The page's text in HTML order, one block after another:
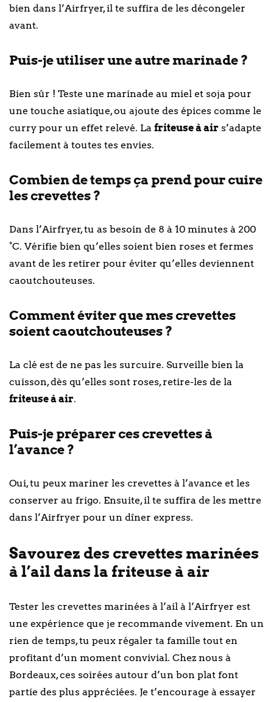
bien dans l’Airfryer, il te suffira de les décongeler
avant.
Puis-je utiliser une autre marinade ?
Bien sûr ! Teste une marinade au miel et soja pour
une touche asiatique, ou ajoute des épices comme le
curry pour un effet relevé. La friteuse à air s’adapte
facilement à toutes tes envies.
Combien de temps ça prend pour cuire
les crevettes ?
Dans l’Airfryer, tu as besoin de 8 à 10 minutes à 200
°C. Vérifie bien qu’elles soient bien roses et fermes
avant de les retirer pour éviter qu’elles deviennent
caoutchouteuses.
Comment éviter que mes crevettes
soient caoutchouteuses ?
La clé est de ne pas les surcuire. Surveille bien la
cuisson, dès qu’elles sont roses, retire-les de la
friteuse à air.
Puis-je préparer ces crevettes à
l’avance ?
Oui, tu peux mariner les crevettes à l’avance et les
conserver au frigo. Ensuite, il te suffira de les mettre
dans l’Airfryer pour un dîner express.
Savourez des crevettes marinées
à l’ail dans la friteuse à air
Tester les crevettes marinées à l’ail à l’Airfryer est
une expérience que je recommande vivement. En un
rien de temps, tu peux régaler ta famille tout en
profitant d’un moment convivial. Chez nous à
Bordeaux, ces soirées autour d’un bon plat font
partie des plus appréciées. Je t’encourage à essayer